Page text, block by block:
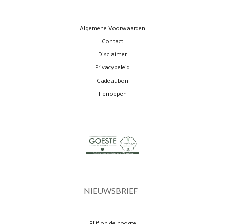
Algemene Voorwaarden
Contact
Disclaimer
Privacybeleid
Cadeaubon
Herroepen
NIEUWSBRIEF